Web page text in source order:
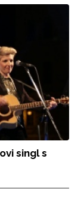
singl s